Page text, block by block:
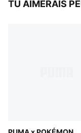
TU AIMERAIS